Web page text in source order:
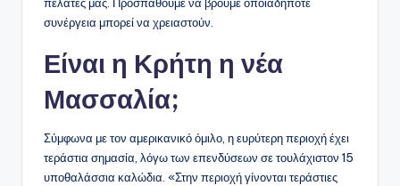
πελάτες μας. Προσπαθούμε να βρούμε οποιαδήποτε
συνέργεια μπορεί να χρειαστούν.
Είναι η Κρήτη η νέα
Μασσαλία;
Σύμφωνα με τον αμερικανικό όμιλο, η ευρύτερη περιοχή έχει
τεράστια σημασία, λόγω των επενδύσεων σε τουλάχιστον 15
υποθαλάσσια καλώδια. «Στην περιοχή γίνονται τεράστιες